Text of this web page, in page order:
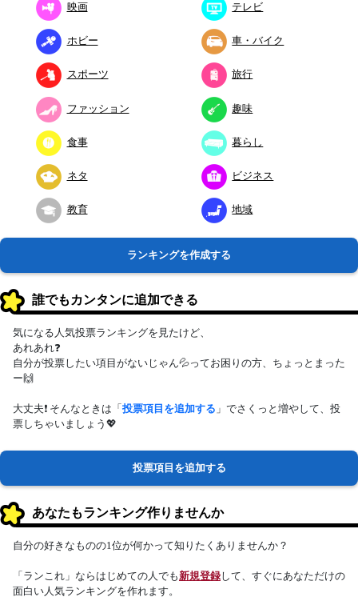
映画 テレビ
ホビー 車・バイク
スポーツ 旅行
ファッション 趣味
食事 暮らし
ネタ ビジネス
教育 地域
ランキングを作成する
誰でもカンタンに追加できる
気になる人気投票ランキングを見たけど、
あれあれ❓
自分が投票したい項目がないじゃん💦ってお困りの方、ちょっとまった
ー🙌
大丈夫❗ そんなときは「投票項目を追加する 」でさくっと増やして、投
票しちゃいましょう💖
投票項目を追加する
あなたもランキング作りませんか
自分の好きなものの1位が何かって知りたくありませんか？
「ランこれ」ならはじめての人でも新規登録して、すぐにあなただけの
面白い人気ランキングを作れます。